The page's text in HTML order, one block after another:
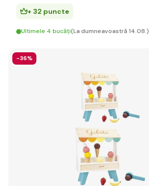
+ 32 puncte
Ultimele 4 bucăți(La dumneavoastră 14.08.)
-36%